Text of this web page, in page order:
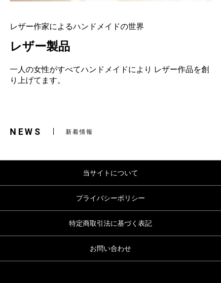
レザー作家によるハンドメイドの世界
レザー製品
一人の女性がすべてハンドメイドにより レザー作品を創
り上げてます。
NEWS 新着情報
当サイトについて
プライバシーポリシー
特定商取引法に基づく表記
お問い合わせ